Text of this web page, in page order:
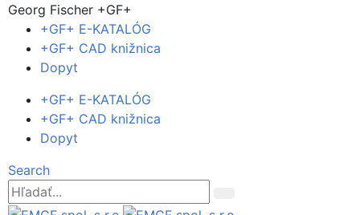
Georg Fischer +GF+
+GF+ E-KATALÓG
+GF+ CAD knižnica
Dopyt
+GF+ E-KATALÓG
+GF+ CAD knižnica
Dopyt
Search